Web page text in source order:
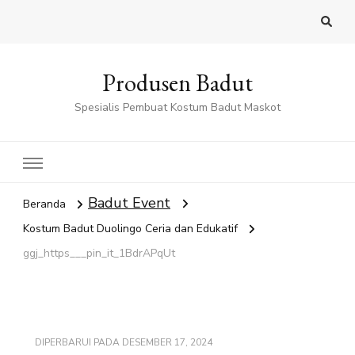
Produsen Badut
Spesialis Pembuat Kostum Badut Maskot
Beranda Badut Event
Kostum Badut Duolingo Ceria dan Edukatif
ggj_https___pin_it_1BdrAPqUt
DIPERBARUI PADA DESEMBER 17, 2024